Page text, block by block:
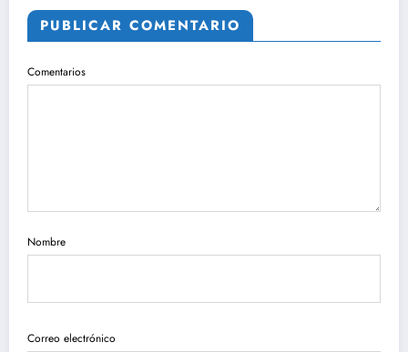
PUBLICAR COMENTARIO
Comentarios
Nombre
Correo electrónico